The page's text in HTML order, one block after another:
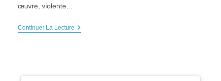
œuvre, violente…
Continuer La LectureHDA
–